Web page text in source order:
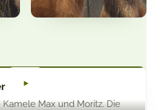
Max und Moritz. Die